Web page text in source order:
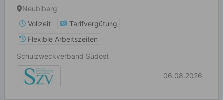
Neubiberg
Vollzeit
Tarifvergütung
Flexible Arbeitszeiten
Schulzweckverband Südost
06.08.2026